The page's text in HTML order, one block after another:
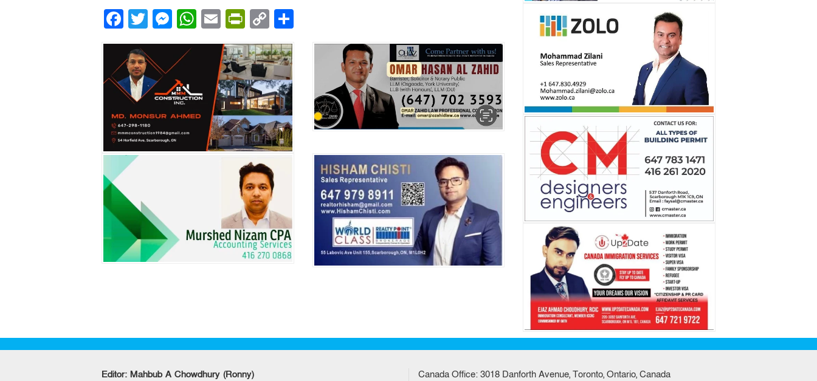
Facebook
Twitter
Messenger
WhatsApp
EmailPrintFriendly
Copy
Link
Editor: Mahbub A Chowdhury (Ronny) Canada Office: 3018 Danforth Avenue, Toronto, Ontario, Canada